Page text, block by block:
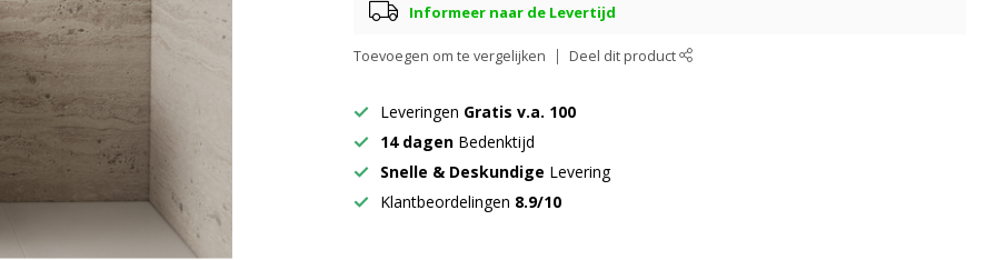
Informeer naar de Levertijd
Toevoegen om te vergelijken Deel dit product
Leveringen Gratis v.a. 100
14 dagen Bedenktijd
Snelle & Deskundige Levering
Klantbeordelingen 8.9/10